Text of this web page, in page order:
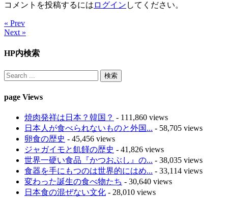
コメントを投稿するには ログイン してください。
« Prev
Next »
HP内検索
page Views
焼肉発祥は日本？韓国？ - 111,860 views
日本人が食べられないものと外国... - 58,705 views
卵食の歴史 - 45,456 views
ジャガイモと飢饉の歴史 - 41,826 views
世界一硬い食品『かつおぶし』の... - 38,035 views
食器を手にもつのは世界的にはめ... - 33,114 views
変わった誕生の食べ物たち - 30,640 views
日本食の混ぜない文化 - 28,010 views